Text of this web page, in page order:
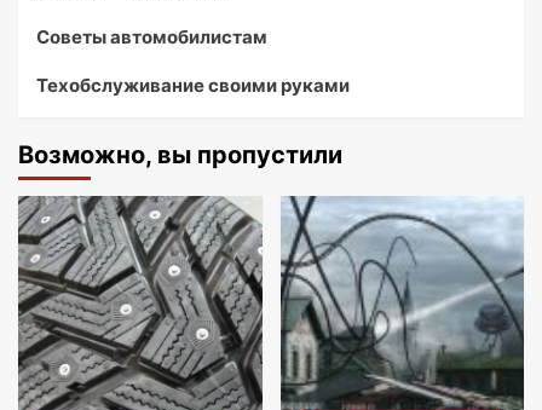
Советы автомобилистам
Техобслуживание своими руками
Возможно, вы пропустили